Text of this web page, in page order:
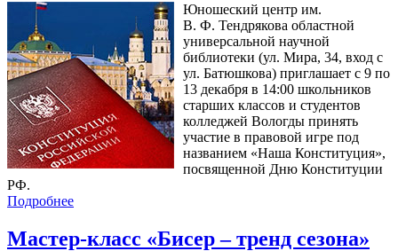
Юношеский центр им.
В. Ф. Тендрякова областной
универсальной научной
библиотеки (ул. Мира, 34, вход с
ул. Батюшкова) приглашает с 9 по
13 декабря в 14:00 школьников
старших классов и студентов
колледжей Вологды принять
участие в правовой игре под
названием «Наша Конституция»,
посвященной Дню Конституции
РФ.
Подробнее
Мастер-класс «Бисер – тренд сезона»